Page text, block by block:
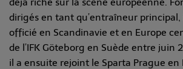
dirigés en tant qu’entraîneur
officié en Scandinavie et en Europe
de l’IFK Göteborg en Suède entre juin
il a ensuite rejoint le Sparta Prague en